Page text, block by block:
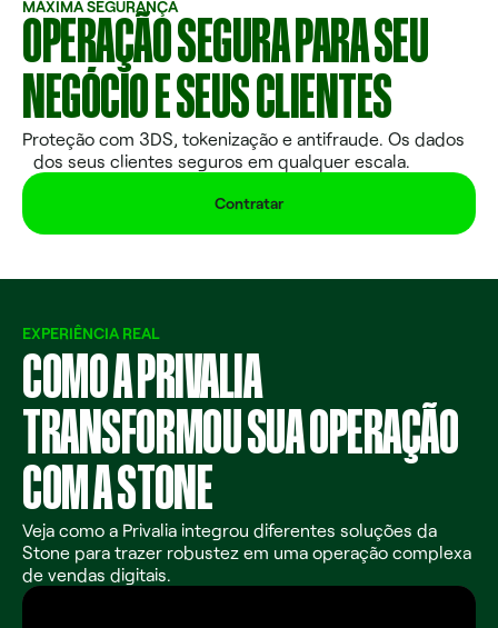
MÁXIMA SEGURANÇA
OPERAÇÃO SEGURA PARA SEU
NEGÓCIO E SEUS CLIENTES
Proteção com 3DS, tokenização e antifraude. Os dados
dos seus clientes seguros em qualquer escala.
Contratar
EXPERIÊNCIA REAL
COMO A PRIVALIA
TRANSFORMOU SUA OPERAÇÃO
COM A STONE
Veja como a Privalia integrou diferentes soluções da
Stone para trazer robustez em uma operação complexa
de vendas digitais.